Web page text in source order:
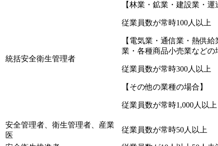
統括安全衛生管理者
【林業・鉱業・建設業・
従業員数が常時100人以上
【電気業・通信業・熱供
業・各種商品小売業などの
従業員数が常時300人以上
【その他の業種の場合】
従業員数が常時1,000人以上
安全管理者、衛生管理者、産業
医
従業員数が常時50人以上